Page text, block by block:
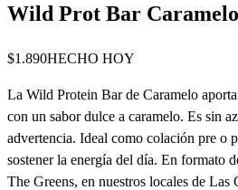
Wild Prot Bar
$1.890HECHO HOY
La Wild Protein Bar de Caramelo
con un sabor dulce a caramelo. Es sin
advertencia. Ideal como colación pre o
sostener la energía del día. En formato
The Greens, en nuestros locales de Las